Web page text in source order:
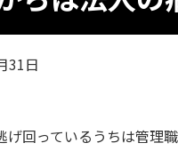
31日
げ回っているうちは管理